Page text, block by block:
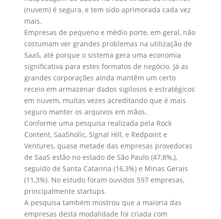
(nuvem) é segura, e tem sido aprimorada cada vez
mais.
Empresas de pequeno e médio porte, em geral, não
costumam ver grandes problemas na utilização de
SaaS, até porque o sistema gera uma economia
significativa para estes formatos de negócio. Já as
grandes corporações ainda mantêm um certo
receio em armazenar dados sigilosos e estratégicos
em nuvem, muitas vezes acreditando que é mais
seguro manter os arquivos em mãos.
Conforme uma pesquisa realizada pela Rock
Content, SaaSholic, Signal Hill, e Redpoint e
Ventures, quase metade das empresas provedoras
de SaaS estão no estado de São Paulo (47,8%,),
seguido de Santa Catarina (16,3%) e Minas Gerais
(11,3%). No estudo foram ouvidos 597 empresas,
principalmente startups.
A pesquisa também mostrou que a maioria das
empresas desta modalidade foi criada com